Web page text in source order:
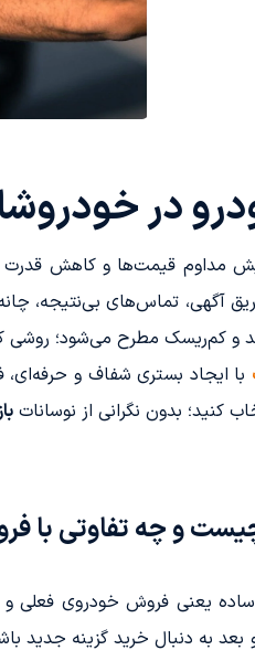
در
مداوم قیمت‌ها و کاهش
آگهی، تماس‌های بی‌نتیجه،
و کم‌ریسک مطرح می‌شود؛ روشی
با ایجاد بستری شفاف و حرفه‌ای،
کنید؛ بدون نگرانی از نوسانات
و چه تفاوتی با
ساده یعنی فروش خودروی فعلی
بعد به دنبال خرید گزینه